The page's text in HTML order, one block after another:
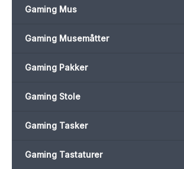
Gaming Mus
Gaming Musemåtter
Gaming Pakker
Gaming Stole
Gaming Tasker
Gaming Tastaturer